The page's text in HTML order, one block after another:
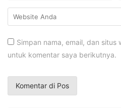
Simpan nama, email, dan
untuk komentar saya berikutnya.